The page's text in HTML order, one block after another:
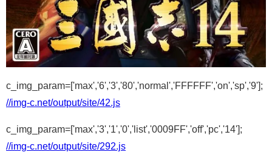
c_img_param=['max','6','3','80','normal','FFFFFF','on','sp','9'];
//img-c.net/output/site/42.js
c_img_param=['max','3','1','0','list','0009FF','off','pc','14'];
//img-c.net/output/site/292.js